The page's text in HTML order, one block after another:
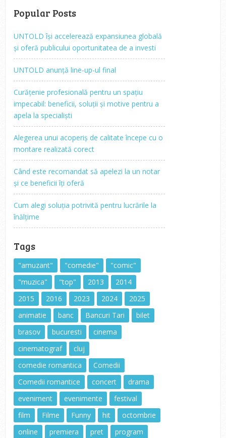
Popular Posts
UNTOLD își accelerează expansiunea globală
și oferă publicului oportunitatea de a investi
UNTOLD anunță line-up-ul final
Curățenie profesională pentru un spațiu
impecabil: beneficii, soluții și motive pentru a
apela la specialiști
Alegerea unui acoperiș de calitate începe cu o
montare realizată corect
Când este recomandat să apelezi la un notar
și ce beneficii îți oferă
Cum alegi soluția potrivită pentru lucrările la
înălțime
Tags
"amuzant" "comedie"
"comic"
"muzica"
"top" 2013
2014
2015
2016 2023 2024
2025
animatie
banc Bancuri Tari
bilet
brasov
bucuresti
cinema
cinematograf
cluj
comedie romantica
Comedii
Comedii romantice
concert
drama
eveniment
evenimente
festival
film
Filme Funny hit
octombrie
online
premiera pret program